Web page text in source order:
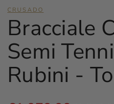
CRUSADO
Bracciale
Semi
Rubini -